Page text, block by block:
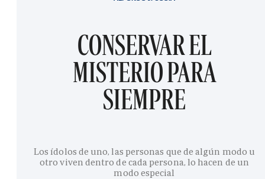
CONSERVAR EL
MISTERIO PARA
SIEMPRE
Los ídolos de uno, las personas que de algún modo u
otro viven dentro de cada persona, lo hacen de un
modo especial